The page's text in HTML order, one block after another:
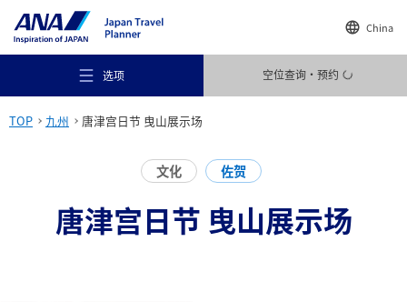
China
选项 空位查询・预约
推荐场所
TOP 九州 唐津宫日节 曳山展示场
文化 佐贺
唐津宫日节 曳山展示场